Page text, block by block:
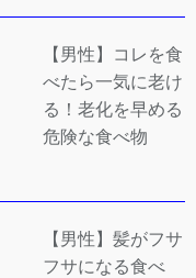
【男性】コレを食
べたら一気に老け
る！老化を早める
危険な食べ物
【男性】髪がフサ
フサになる食べ